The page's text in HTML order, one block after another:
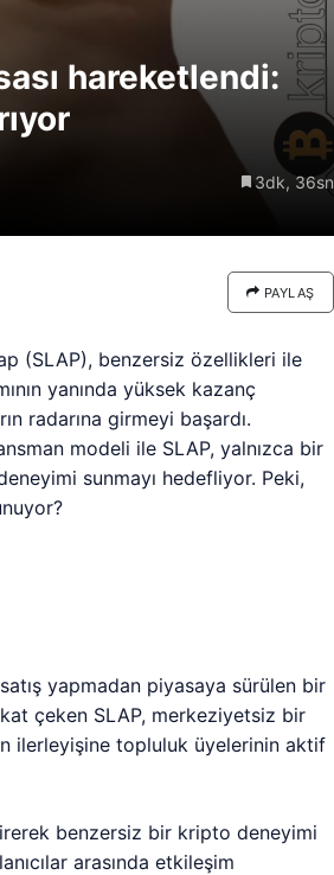
hareketlendi:
3dk, 36sn
PAYLAŞ
(SLAP), benzersiz özellikleri ile
yanında yüksek kazanç
radarına girmeyi başardı.
modeli ile SLAP, yalnızca bir
sunmayı hedefliyor. Peki,
yapmadan piyasaya sürülen bir
çeken SLAP, merkeziyetsiz bir
ilerleyişine topluluk üyelerinin aktif
benzersiz bir kripto deneyimi
arasında etkileşim
Riski: Uzun Vadeli HYPER
Boğaları 31,1 Milyon Dolarlık
Birikim Yapıyor